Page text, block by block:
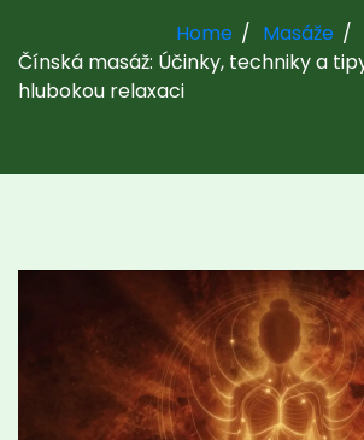
Home
Masáže
Čínská masáž: Účinky, techniky a
hlubokou relaxaci